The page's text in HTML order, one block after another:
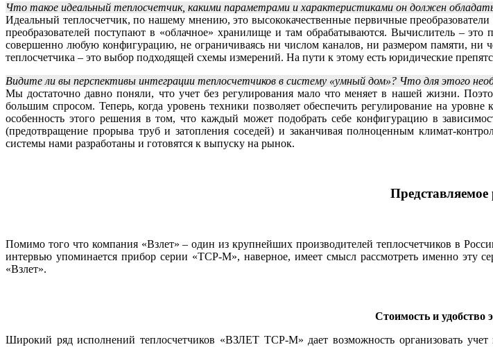
Что такое идеальный теплосчетчик, какими параметрами и характеристиками он должен
Идеальный теплосчетчик, по нашему мнению, это высококачественные первичные
преобразователей поступают в «облачное» хранилище и там обрабатываются. Вычислитель –
совершенно любую конфигурацию, не ограничиваясь ни числом каналов, ни размером памяти, ни
теплосчетчика – это выбор подходящей схемы измерений. На пути к этому есть юридические
Видите ли вы перспективы интеграции теплосчетчиков в систему «умный дом»? Что для этого
Мы достаточно давно поняли, что учет без регулирования мало что меняет в нашей жизни.
большим спросом. Теперь, когда уровень техники позволяет обеспечить регулирование на
особенность этого решения в том, что каждый может подобрать себе конфигурацию в
(предотвращение прорыва труб и затопления соседей) и заканчивая полноценным климат-
системы нами разработаны и готовятся к выпуску на рынок.
Представляемое
Помимо того что компания «Взлет» – один из крупнейших производителей теплосчетчиков в
интервью упоминается прибор серии «ТСР-М», наверное, имеет смысл рассмотреть именно эту
«Взлет».
Стоимость и удобство
Широкий ряд исполнений теплосчетчиков «ВЗЛЕТ ТСР-М» дает возможность организовать